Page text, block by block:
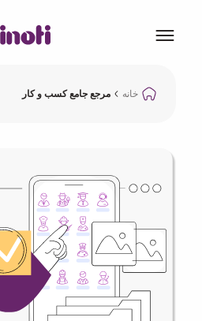
خانه مرجع جامع کسب و کار